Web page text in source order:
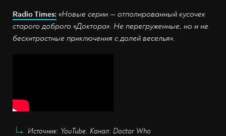
Radio Times: «Новые серии — отполированный кусочек
старого доброго «Доктора». Не перегруженные, но и не
бесхитростные приключения с долей веселья».
Источник: YouTube. Канал: Doctor Who